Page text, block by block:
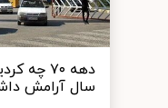
سال آرامش